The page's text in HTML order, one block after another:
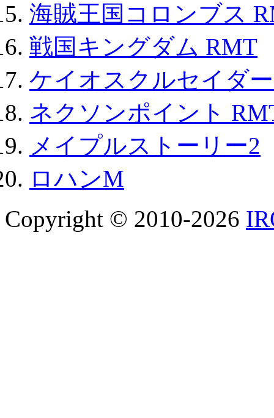
海賊王国コロンブス
戦国キングダム RMT
ケイオスクルセイダ
ネクソンポイント
メイプルストーリー2
ロハンM
Copyright © 2010-2026